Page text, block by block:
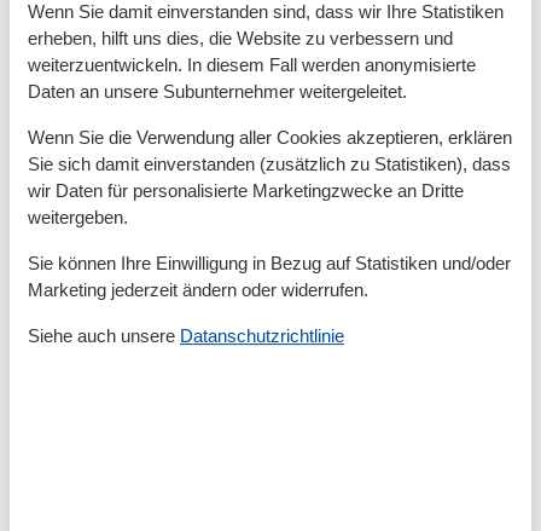
der Nebenkosten zurückerstattet.
Kosten für Strom (0,35 € pro kWh) und Wasser (8,50 €
pro Kubikmeter) werden nach Verbrauch abgerechnet
(Preise ohne Gewähr).
Bett- und Badwäsche, Kaminholz kann auf Wunsch
kostenpflichtig bestellt werden.
Die Kurabgabe wird vor Anreise fällig.
Ein Parkplatz in der Nähe des Hauses steht kostenlos
kostenpflichtig angemietet werden.
Raumaufteilung
Wenn Sie damit einverstanden sind, dass wir Ihre Statistiken
erheben, hilft uns dies, die Website zu verbessern und
weiterzuentwickeln. In diesem Fall werden anonymisierte
Daten an unsere Subunternehmer weitergeleitet.
Wenn Sie die Verwendung aller Cookies akzeptieren, erklären
Sie sich damit einverstanden (zusätzlich zu Statistiken), dass
wir Daten für personalisierte Marketingzwecke an Dritte
weitergeben.
Sie können Ihre Einwilligung in Bezug auf Statistiken und/oder
Marketing jederzeit ändern oder widerrufen.
Siehe auch unsere Datanschutzrichtlinie